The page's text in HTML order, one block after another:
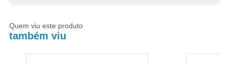
Quem viu este produto
também viu